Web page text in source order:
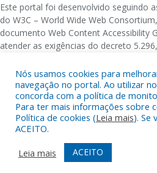
Nós usamos cookies para
navegação no portal. Ao utilizar
concorda com a política de
Para ter mais informações sobre
Política de cookies (Leia mais). Se
ACEITO.
Leia mais
ACEITO
Este portal foi desenvolvido seguindo
do W3C – World Wide Web
documento Web Content Accessibility
atender as exigências do decreto
eletrônicos da administração pública
computadores para o uso das
garantindo-lhes o pleno acesso aos
Além de validações automáticas,
diversos navegadores e através do
DOSVOX, sistema operacional